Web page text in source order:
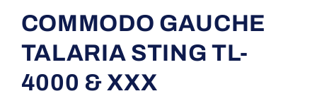
COMMODO GAUCHE
TALARIA STING TL-
4000 & XXX